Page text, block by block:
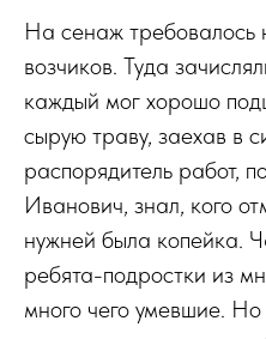
На сенаж требовалось
возчиков. Туда
каждый мог хорошо
сырую траву, заехав в
распорядитель работ,
Иванович, знал, кого
нужней была копейка.
ребята-подростки из
много чего умевшие.